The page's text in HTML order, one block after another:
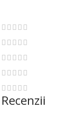
Recenzii